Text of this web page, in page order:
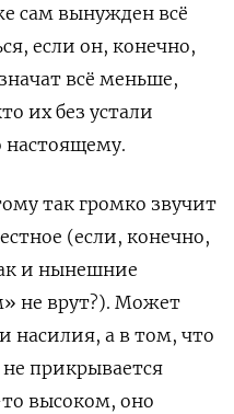
сам вынужден всё
если он, конечно,
всё меньше,
их без устали
настоящему.
так громко звучит
(если, конечно,
и нынешние
не врут?). Может
насилия, а в том, что
прикрывается
высоком, оно